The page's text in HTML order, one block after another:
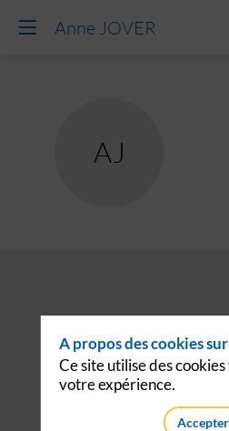
Anne JOVER
AJ
A propos des cookies
Ce site utilise des
votre expérience.
Accepter